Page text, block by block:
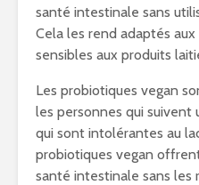
santé intestinale sans
Cela les rend adaptés
sensibles aux produits
Les probiotiques vegan
les personnes qui suivent
qui sont intolérantes au
probiotiques vegan
santé intestinale sans les